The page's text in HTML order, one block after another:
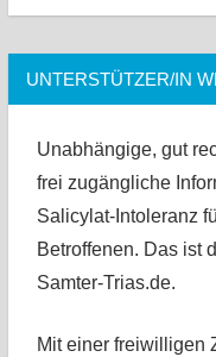
UNTERSTÜTZER/IN
Unabhängige, gut
frei zugängliche
Salicylat-Intoleranz
Betroffenen. Das ist
Samter-Trias.de.
Mit einer freiwilligen